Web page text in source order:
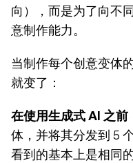
向），而是为了向不
意制作能力。
当制作每个创意变体
就变了：
在使用生成式 AI 之前
体，并将其分发到 5
看到的基本上是相同的